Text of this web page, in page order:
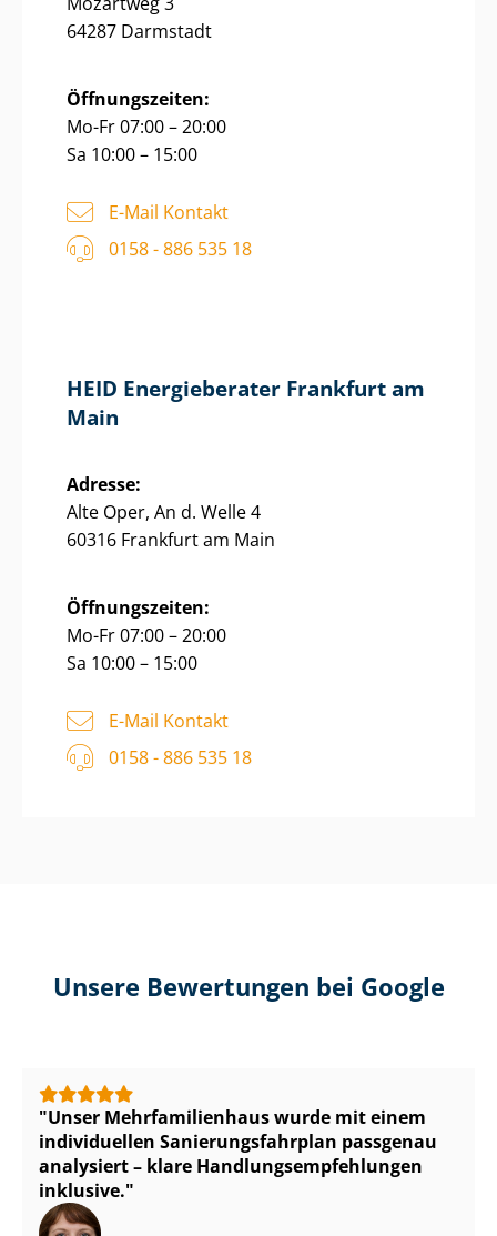
64287 Darmstadt
Öffnungszeiten:
Mo-Fr 07:00 – 20:00
Sa 10:00 – 15:00
E-Mail Kontakt
0158 - 886 535 18
HEID Energieberater Frankfurt am
Main
Adresse:
Alte Oper, An d. Welle 4
60316 Frankfurt am Main
Öffnungszeiten:
Mo-Fr 07:00 – 20:00
Sa 10:00 – 15:00
E-Mail Kontakt
0158 - 886 535 18
Unsere Bewertungen bei Google
Unser Mehr­fa­mi­li­en­haus wurde mit einem
individuellen Sa­nie­rungs­fahr­plan passgenau
analysiert – klare Hand­lungs­emp­feh­lun­gen
inklusive.